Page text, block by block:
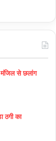
मंजिल से छलांग
ठगी का